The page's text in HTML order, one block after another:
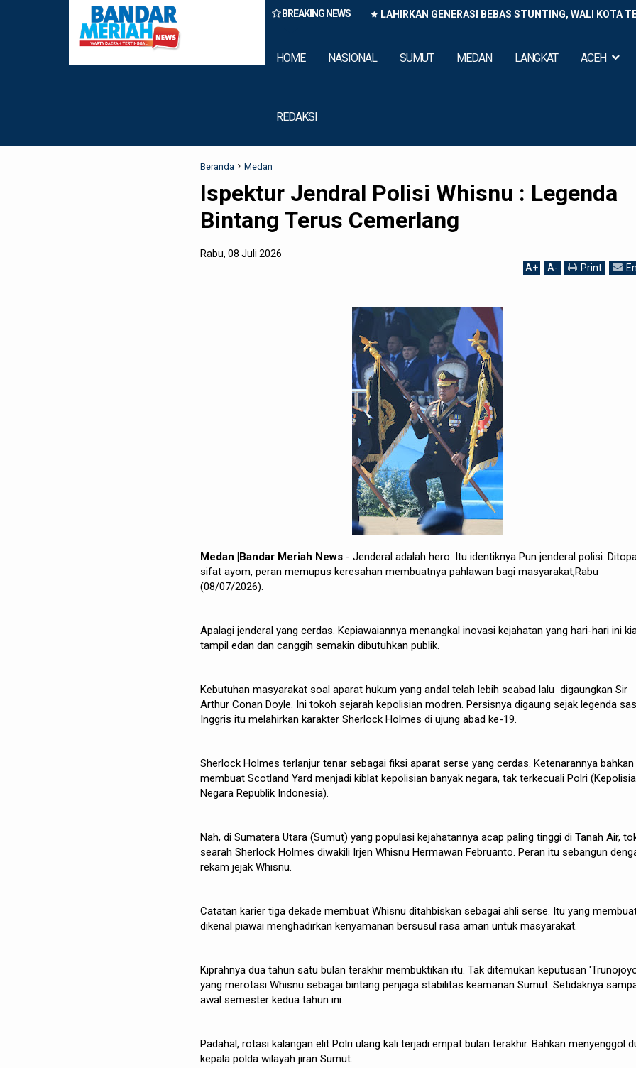
BREAKING NEWS
Belawan Amankan Tiga Anggota Geng Motor di Marelan Pasar 9 LAHIRKAN GENERASI BEBAS STUNTING, WALI KOTA
HOME NASIONAL SUMUT MEDAN LANGKAT ACEH
REDAKSI
Beranda Medan
Ispektur Jendral Polisi Whisnu : Legenda
Bintang Terus Cemerlang
Rabu, 08 Juli 2026
A+ A- Print
Medan |Bandar Meriah News - Jenderal adalah hero. Itu identiknya Pun jenderal polisi.
sifat ayom, peran memupus keresahan membuatnya pahlawan bagi masyarakat,Rabu
(08/07/2026).
Apalagi jenderal yang cerdas. Kepiawaiannya menangkal inovasi kejahatan yang hari-hari ini
tampil edan dan canggih semakin dibutuhkan publik.
Kebutuhan masyarakat soal aparat hukum yang andal telah lebih seabad lalu digaungkan Sir
Arthur Conan Doyle. Ini tokoh sejarah kepolisian modren. Persisnya digaung sejak legenda
Inggris itu melahirkan karakter Sherlock Holmes di ujung abad ke-19.
Sherlock Holmes terlanjur tenar sebagai fiksi aparat serse yang cerdas. Ketenarannya bahkan
membuat Scotland Yard menjadi kiblat kepolisian banyak negara, tak terkecuali Polri
Negara Republik Indonesia).
Nah, di Sumatera Utara (Sumut) yang populasi kejahatannya acap paling tinggi di Tanah Air,
searah Sherlock Holmes diwakili Irjen Whisnu Hermawan Februanto. Peran itu sebangun
rekam jejak Whisnu.
Catatan karier tiga dekade membuat Whisnu ditahbiskan sebagai ahli serse. Itu yang
dikenal piawai menghadirkan kenyamanan bersusul rasa aman untuk masyarakat.
Kiprahnya dua tahun satu bulan terakhir membuktikan itu. Tak ditemukan keputusan
yang merotasi Whisnu sebagai bintang penjaga stabilitas keamanan Sumut. Setidaknya
awal semester kedua tahun ini.
Padahal, rotasi kalangan elit Polri ulang kali terjadi empat bulan terakhir. Bahkan menyenggol
kepala polda wilayah jiran Sumut.